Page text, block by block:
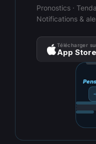
Pronostics ·
Notifications &
Télécharger
App Store